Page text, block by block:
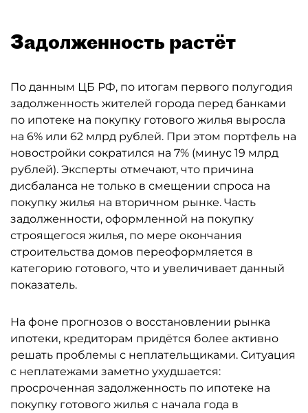
Задолженность растёт
По данным ЦБ РФ, по итогам первого полугодия
задолженность жителей города перед банками
по ипотеке на покупку готового жилья выросла
на 6% или 62 млрд рублей. При этом портфель на
новостройки сократился на 7% (минус 19 млрд
рублей). Эксперты отмечают, что причина
дисбаланса не только в смещении спроса на
покупку жилья на вторичном рынке. Часть
задолженности, оформленной на покупку
строящегося жилья, по мере окончания
строительства домов переоформляется в
категорию готового, что и увеличивает данный
показатель.
На фоне прогнозов о восстановлении рынка
ипотеки, кредиторам придётся более активно
решать проблемы с неплательщиками. Ситуация
с неплатежами заметно ухудшается:
просроченная задолженность по ипотеке на
покупку готового жилья с начала года в